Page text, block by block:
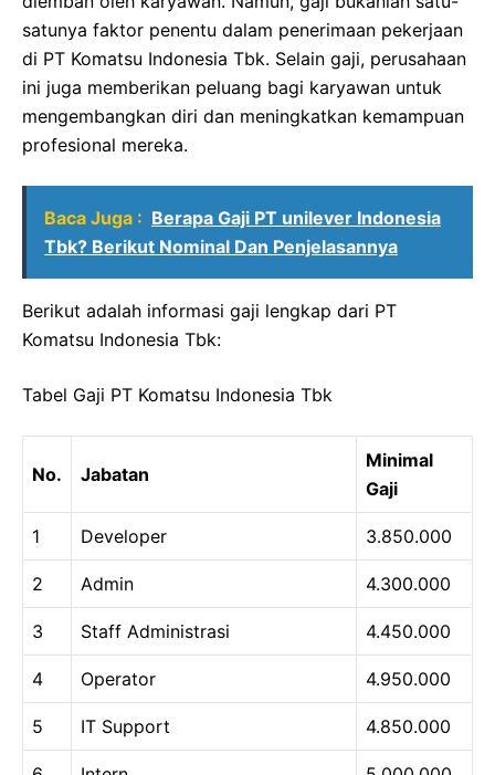
satunya faktor penentu dalam penerimaan pekerjaan
di PT Komatsu Indonesia Tbk. Selain gaji, perusahaan
ini juga memberikan peluang bagi karyawan untuk
mengembangkan diri dan meningkatkan kemampuan
profesional mereka.
Baca Juga : Berapa Gaji PT unilever Indonesia
Tbk? Berikut Nominal Dan Penjelasannya
Berikut adalah informasi gaji lengkap dari PT
Komatsu Indonesia Tbk:
Tabel Gaji PT Komatsu Indonesia Tbk
No. Jabatan
Minimal
Gaji
1 Developer 3.850.000
2 Admin 4.300.000
3 Staff Administrasi 4.450.000
4 Operator 4.950.000
5 IT Support 4.850.000